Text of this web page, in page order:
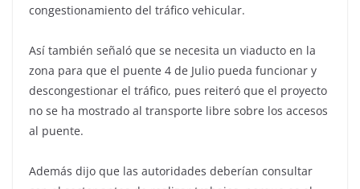
congestionamiento del tráfico vehicular.
Así también señaló que se necesita un viaducto en la
zona para que el puente 4 de Julio pueda funcionar y
descongestionar el tráfico, pues reiteró que el proyecto
no se ha mostrado al transporte libre sobre los accesos
al puente.
Además dijo que las autoridades deberían consultar